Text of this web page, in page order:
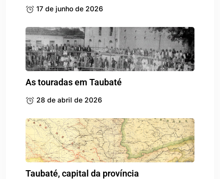
17 de junho de 2026
As touradas em Taubaté
28 de abril de 2026
Taubaté, capital da província